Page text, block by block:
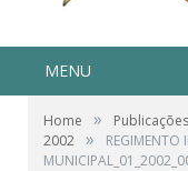
MENU
Home »
2002 »
REGIMENTO